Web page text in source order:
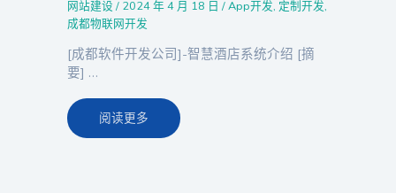
网站建设 / 2024 年 4 月 18 日/App开发, 定制开发,
成都物联网开发
[成都软件开发公司]-智慧酒店系统介绍 [摘
要] …
阅读更多